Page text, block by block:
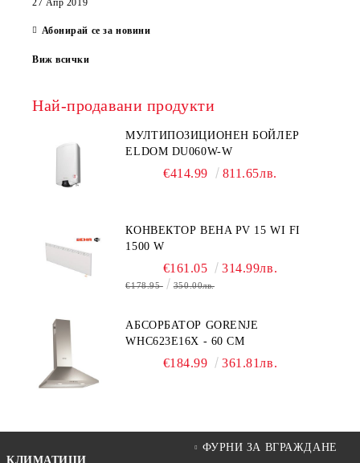
27 Апр 2019
Абонирай се за новини
Виж всички
Най-продавани продукти
МУЛТИПОЗИЦИОНЕН БОЙЛЕР
ELDOM DU060W-W
€414.99 811.65лв.
КОНВЕКТОР BEHA PV 15 WI FI
1500 W
€161.05 314.99лв.
€178.95 350.00лв.
АБСОРБАТОР GORENJE
WHC623E16X - 60 СМ
€184.99 361.81лв.
КЛИМАТИЦИ
ФУРНИ ЗА ВГРАЖДАНЕ